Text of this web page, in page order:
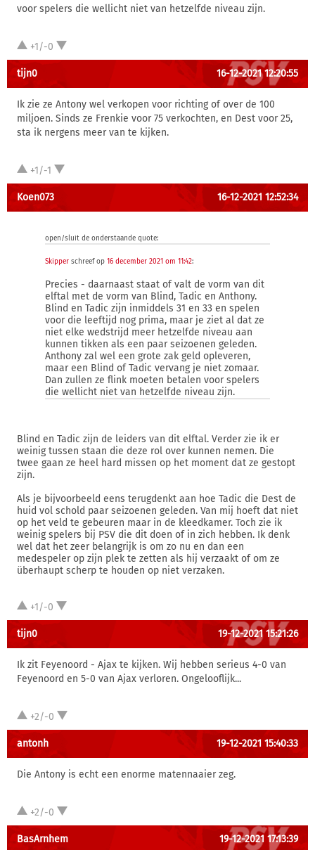
voor spelers die wellicht niet van hetzelfde niveau zijn.
+1/-0
tijn0 16-12-2021 12:20:55
Ik zie ze Antony wel verkopen voor richting of over de 100
miljoen. Sinds ze Frenkie voor 75 verkochten, en Dest voor 25,
sta ik nergens meer van te kijken.
+1/-1
Koen073 16-12-2021 12:52:34
open/sluit de onderstaande quote:
Skipper schreef op 16 december 2021 om 11:42:
Precies - daarnaast staat of valt de vorm van dit
elftal met de vorm van Blind, Tadic en Anthony.
Blind en Tadic zijn inmiddels 31 en 33 en spelen
voor die leeftijd nog prima, maar je ziet al dat ze
niet elke wedstrijd meer hetzelfde niveau aan
kunnen tikken als een paar seizoenen geleden.
Anthony zal wel een grote zak geld opleveren,
maar een Blind of Tadic vervang je niet zomaar.
Dan zullen ze flink moeten betalen voor spelers
die wellicht niet van hetzelfde niveau zijn.
Blind en Tadic zijn de leiders van dit elftal. Verder zie ik er
weinig tussen staan die deze rol over kunnen nemen. Die
twee gaan ze heel hard missen op het moment dat ze gestopt
zijn.
Als je bijvoorbeeld eens terugdenkt aan hoe Tadic die Dest de
huid vol schold paar seizoenen geleden. Van mij hoeft dat niet
op het veld te gebeuren maar in de kleedkamer. Toch zie ik
weinig spelers bij PSV die dit doen of in zich hebben. Ik denk
wel dat het zeer belangrijk is om zo nu en dan een
medespeler op zijn plek te zetten als hij verzaakt of om ze
überhaupt scherp te houden op niet verzaken.
+1/-0
tijn0 19-12-2021 15:21:26
Ik zit Feyenoord - Ajax te kijken. Wij hebben serieus 4-0 van
Feyenoord en 5-0 van Ajax verloren. Ongelooflijk...
+2/-0
antonh 19-12-2021 15:40:33
Die Antony is echt een enorme matennaaier zeg.
+2/-0
BasArnhem 19-12-2021 17:13:39